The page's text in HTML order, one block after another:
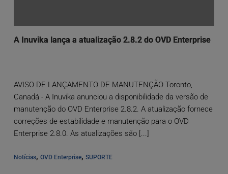
A Inuvika lança a atualização 2.8.2 do OVD Enterprise
AVISO DE LANÇAMENTO DE MANUTENÇÃO Toronto,
Canadá - A Inuvika anunciou a disponibilidade da versão de
manutenção do OVD Enterprise 2.8.2. A atualização fornece
correções de estabilidade e manutenção para o OVD
Enterprise 2.8.0. As atualizações são [...]
Notícias, OVD Enterprise, SUPORTE